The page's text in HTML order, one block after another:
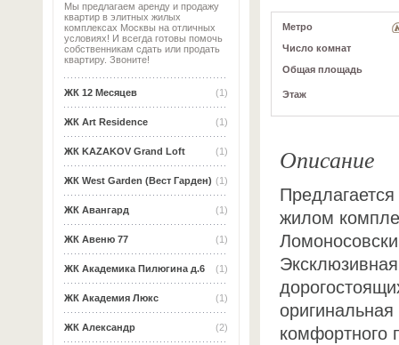
Мы предлагаем аренду и продажу
квартир в элитных жилых
комплексах Москвы на отличных
условиях! И всегда готовы помочь
собственникам сдать или продать
квартиру. Звоните!
(1)
ЖК 12 Месяцев
(1)
ЖК Art Residence
(1)
ЖК KAZAKOV Grand Loft
(1)
ЖК West Garden (Вест Гарден)
(1)
ЖК Авангард
(1)
ЖК Авеню 77
(1)
ЖК Академика Пилюгина д.6
(1)
ЖК Академия Люкс
(2)
ЖК Александр
Метро
Число комнат
Общая площадь
Этаж
Описание
жилом
комфортного